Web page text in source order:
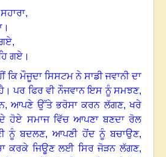
,
ਗਏ ।
ਮੌਜੂਦਾ ਸਿਸਟਮ ਨੇ ਸਾਡੀ ਜਵਾਨੀ ਦਾ
।ਪਰ ਫਿਰ ਵੀ ਨੌਜਵਾਨ ਇਸ ਨੂੰ ਸਮਝਣ,
,ਆਪਣੇ ਉੱਤੇ ਭਰੋਸਾ ਕਰਨ ਲੱਗਣ,ਖਰੇ
ਹੋਏ ਸਮਾਜ ਵਿੱਚ ਆਪਣਾ ਬਣਦਾ ਰੋਲ
ਨੂੰ ਬਦਲਣ, ਆਪਣੀ ਹੋਂਦ ਨੂੰ ਬਚਾਉਣ,
ਕਰਕੇ ਜਿਊਣ ਲਈ ਸਿਰ ਜੋੜਨ ਲੱਗਣ,